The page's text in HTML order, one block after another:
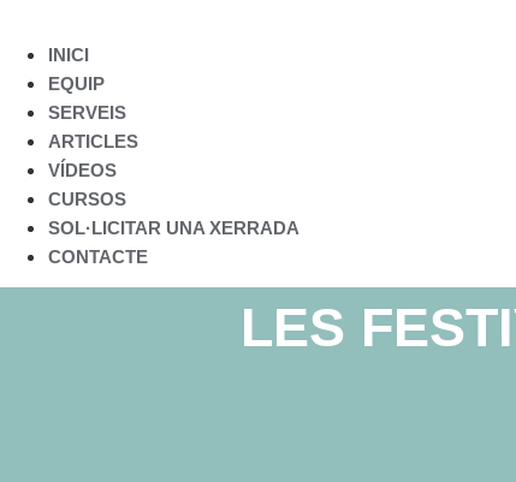
INICI
EQUIP
SERVEIS
ARTICLES
VÍDEOS
CURSOS
SOL·LICITAR UNA XERRADA
CONTACTE
LES